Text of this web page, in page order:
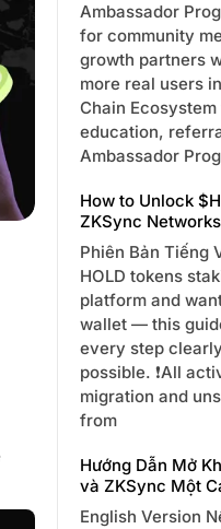
Ambassador
for community
growth partners
more real users
Chain
education,
Ambassador
How to Unlock
ZKSync Networks
Phiên Bản Tiếng
HOLD tokens
platform and
wallet — this
every step
possible. ❗️All
migration and
from
Hướng Dẫn Mở
và ZKSync Một
English Version